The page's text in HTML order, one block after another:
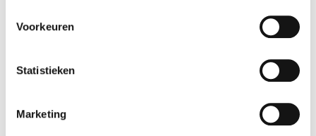
Voorkeuren
Statistieken
Marketing